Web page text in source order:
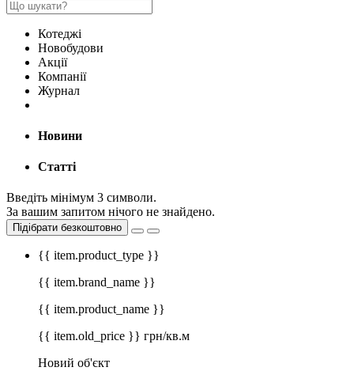
Котеджі
Новобудови
Акції
Компанії
Журнал
Новини
Статті
Введіть мінімум 3 символи.
За вашим запитом нічого не знайдено.
Підібрати безкоштовно
{{ item.product_type }}
{{ item.brand_name }}
{{ item.product_name }}
{{ item.old_price }} грн/кв.м
Новий об'єкт